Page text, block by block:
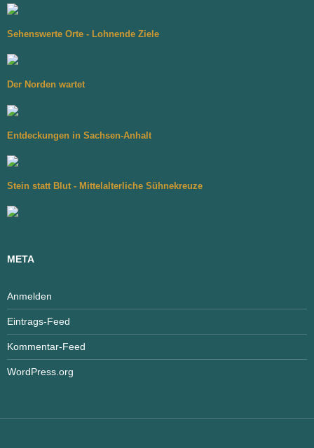
Sehenswerte Orte - Lohnende Ziele
Der Norden wartet
Entdeckungen in Sachsen-Anhalt
Stein statt Blut - Mittelalterliche Sühnekreuze
META
Anmelden
Eintrags-Feed
Kommentar-Feed
WordPress.org